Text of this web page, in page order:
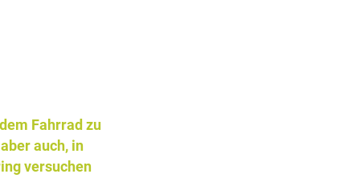
Fahrrad zu
auch, in
versuchen